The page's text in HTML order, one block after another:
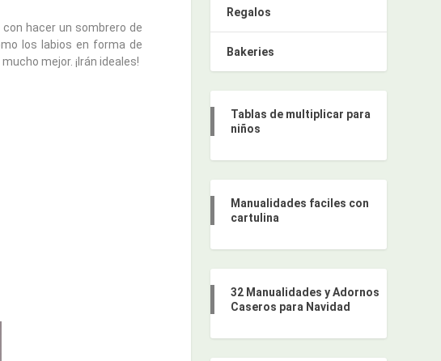
hacer un sombrero de
los labios en forma de
mejor. ¡Irán ideales!
Regalos
Bakeries
Tablas de multiplicar para
niños
Manualidades faciles con
cartulina
32 Manualidades y Adornos
Caseros para Navidad